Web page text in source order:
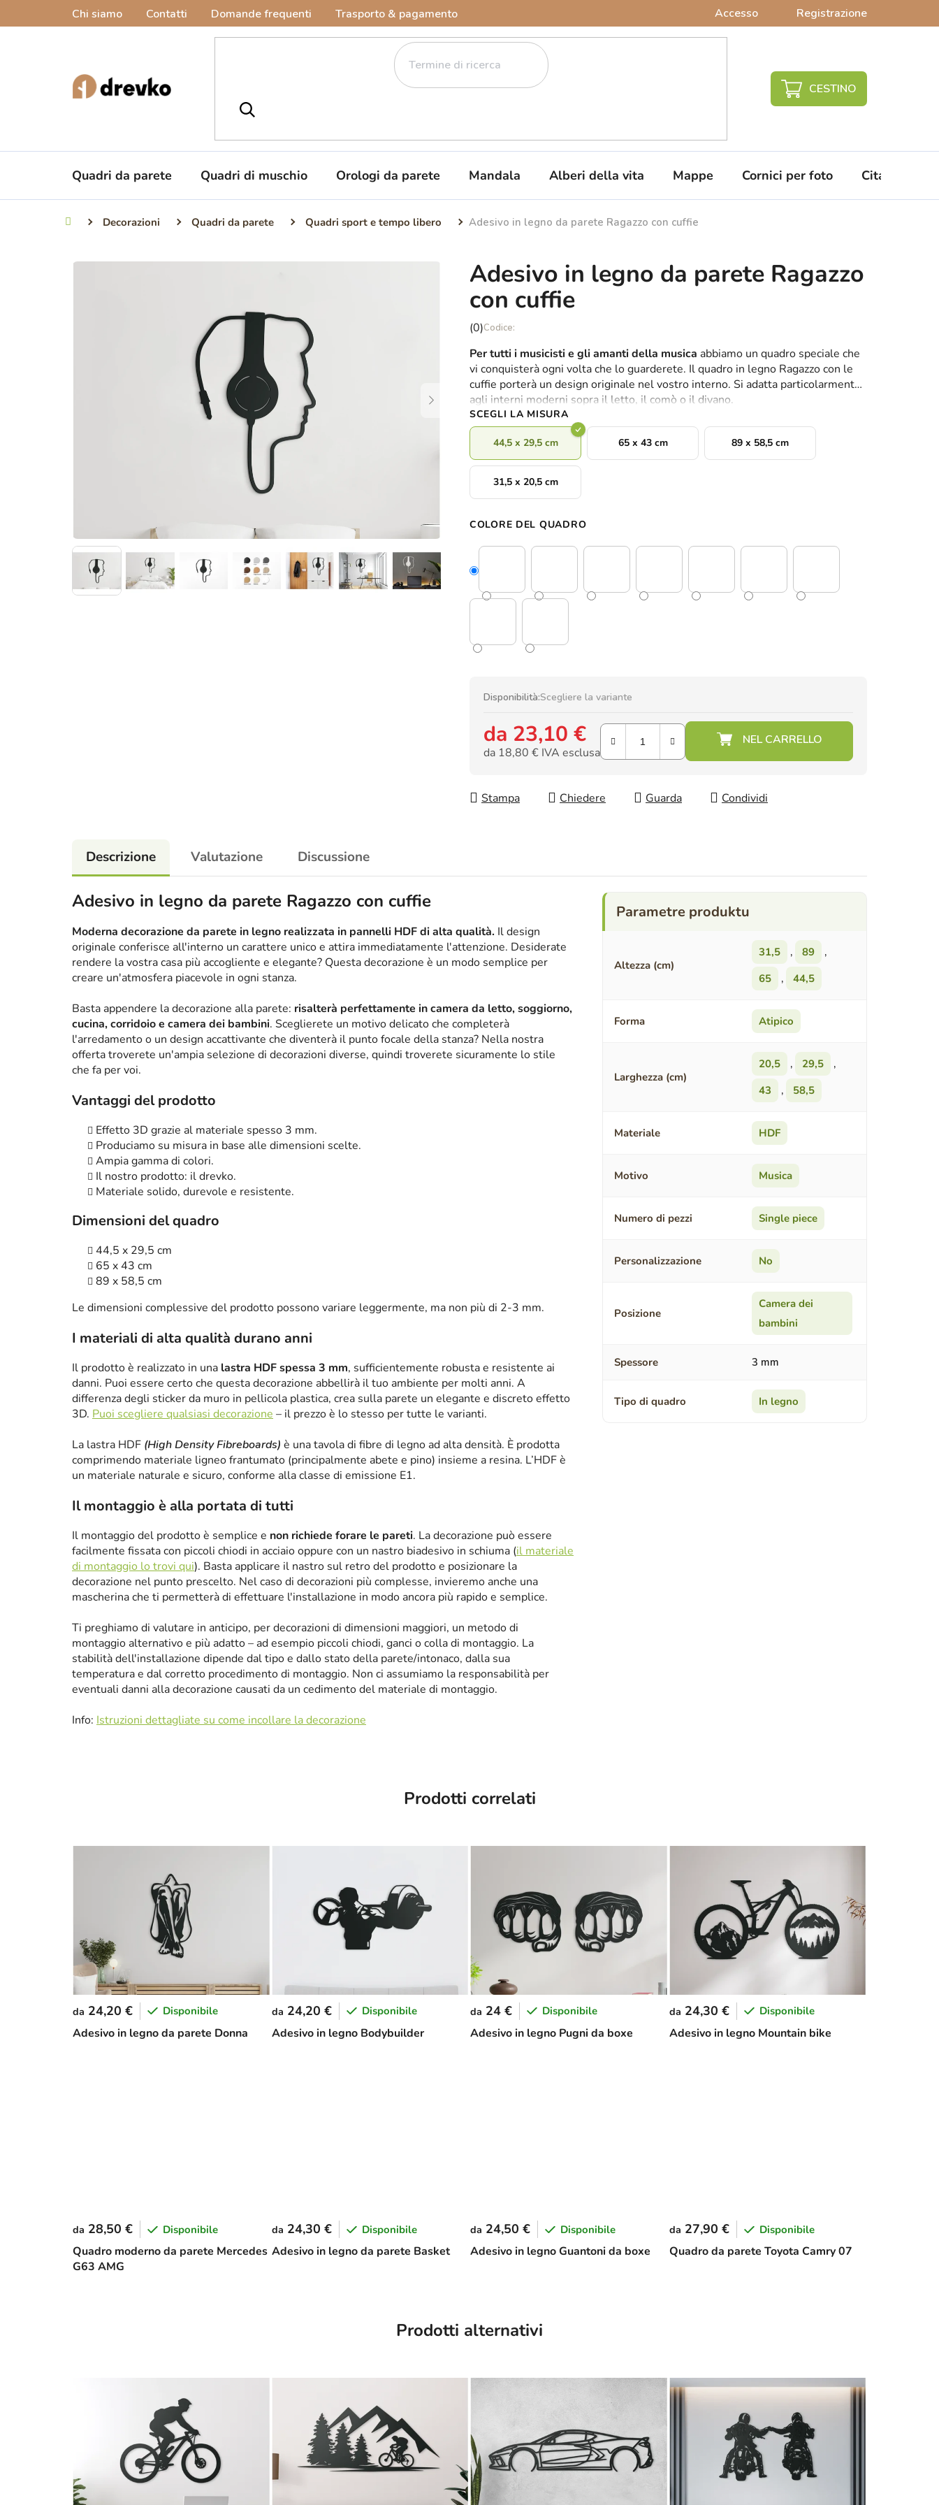
Chi siamo Contatti Domande frequenti Trasporto & pagamento Accesso Registrazione
CARRELLO
SPESA
Quadri da parete Quadri di muschio Orologi da parete Mandala Alberi della vita Mappe Cornici per foto Citazioni da
Casa Decorazioni Quadri da parete Quadri sport e tempo libero Adesivo in legno da parete Ragazzo con cuffie
Adesivo in legno da parete Ragazzo
con cuffie
La
media
del
prodotto
è
0,0
su
stelle.
(0)
Per tutti i musicisti e gli amanti della musica abbiamo un quadro speciale che
vi conquisterà ogni volta che lo guarderete. Il quadro in legno Ragazzo con le
cuffie porterà un design originale nel vostro interno. Si adatta particolarmente
agli interni moderni sopra il letto, il comò o il divano.
SCEGLI LA MISURA
44,5 x 29,5 cm 65 x 43 cm 89 x 58,5 cm
31,5 x 20,5 cm
COLORE DEL QUADRO
Disponibilità:Scegliere la variante
da 23,10 €
da 18,80 € IVA esclusa
Stampa
Chiedere Guarda Condividi
Descrizione Valutazione Discussione
Adesivo in legno da parete Ragazzo con cuffie
Moderna decorazione da parete in legno realizzata in pannelli HDF di alta qualità. Il design
originale conferisce all'interno un carattere unico e attira immediatamente l'attenzione. Desiderate
rendere la vostra casa più accogliente e elegante? Questa decorazione è un modo semplice per
creare un'atmosfera piacevole in ogni stanza.
Basta appendere la decorazione alla parete: risalterà perfettamente in camera da letto, soggiorno,
cucina, corridoio e camera dei bambini. Sceglierete un motivo delicato che completerà
l'arredamento o un design accattivante che diventerà il punto focale della stanza? Nella nostra
offerta troverete un'ampia selezione di decorazioni diverse, quindi troverete sicuramente lo stile
che fa per voi.
Vantaggi del prodotto
Effetto 3D grazie al materiale spesso 3 mm.
Produciamo su misura in base alle dimensioni scelte.
Ampia gamma di colori.
Il nostro prodotto: il drevko.
Materiale solido, durevole e resistente.
Dimensioni del quadro
44,5 x 29,5 cm
65 x 43 cm
89 x 58,5 cm
Le dimensioni complessive del prodotto possono variare leggermente, ma non più di 2-3 mm.
I materiali di alta qualità durano anni
Il prodotto è realizzato in una lastra HDF spessa 3 mm, sufficientemente robusta e resistente ai
danni. Puoi essere certo che questa decorazione abbellirà il tuo ambiente per molti anni. A
differenza degli sticker da muro in pellicola plastica, crea sulla parete un elegante e discreto effetto
3D. Puoi scegliere qualsiasi decorazione – il prezzo è lo stesso per tutte le varianti.
La lastra HDF (High Density Fibreboards) è una tavola di fibre di legno ad alta densità. È prodotta
comprimendo materiale ligneo frantumato (principalmente abete e pino) insieme a resina. L’HDF è
un materiale naturale e sicuro, conforme alla classe di emissione E1.
Il montaggio è alla portata di tutti
Il montaggio del prodotto è semplice e non richiede forare le pareti. La decorazione può essere
facilmente fissata con piccoli chiodi in acciaio oppure con un nastro biadesivo in schiuma (il materiale
di montaggio lo trovi qui). Basta applicare il nastro sul retro del prodotto e posizionare la
decorazione nel punto prescelto. Nel caso di decorazioni più complesse, invieremo anche una
mascherina che ti permetterà di effettuare l'installazione in modo ancora più rapido e semplice.
Ti preghiamo di valutare in anticipo, per decorazioni di dimensioni maggiori, un metodo di
montaggio alternativo e più adatto – ad esempio piccoli chiodi, ganci o colla di montaggio. La
stabilità dell'installazione dipende dal tipo e dallo stato della parete/intonaco, dalla sua
temperatura e dal corretto procedimento di montaggio. Non ci assumiamo la responsabilità per
eventuali danni alla decorazione causati da un cedimento del materiale di montaggio.
Info: Istruzioni dettagliate su come incollare la decorazione
Altezza (cm)
31,5 , 89
,
65
, 44,5
Forma Atipico
Larghezza (cm)
20,5 , 29,5
,
43
, 58,5
Materiale HDF
Motivo Musica
Numero di pezzi Single piece
Personalizzazione No
Posizione
Camera dei
bambini
Spessore 3 mm
Tipo di quadro In legno
Prodotti correlati
Adesivo in legno da parete Donna
da 24,20 € Disponibile
Adesivo in legno Bodybuilder
da 24,20 € Disponibile
Adesivo in legno Pugni da boxe
da 24 € Disponibile
Adesivo in legno Mountain bike
da 24,30 € Disponibile
Quadro moderno da parete Mercedes
G63 AMG
da 28,50 € Disponibile
Adesivo in legno da parete Basket
da 24,30 € Disponibile
Adesivo in legno Guantoni da boxe
da 24,50 € Disponibile
Quadro da parete Toyota Camry 07
da 27,90 € Disponibile
Prodotti alternativi